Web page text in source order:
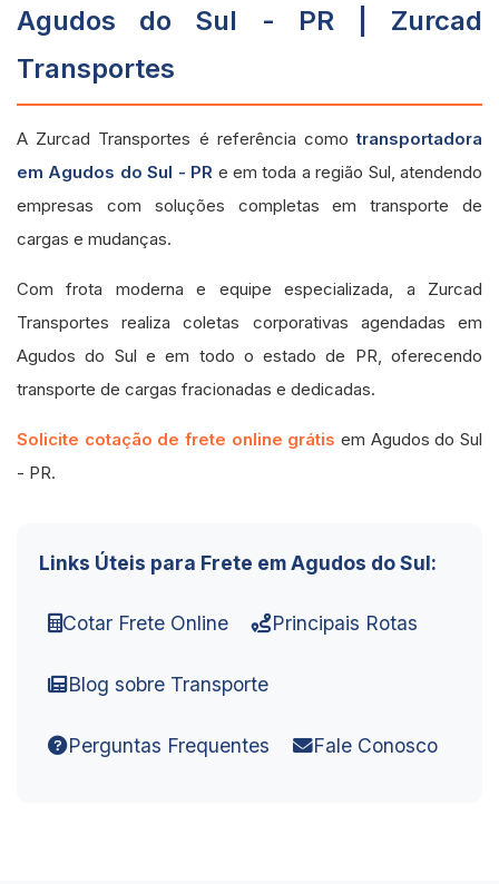
Agudos do Sul - PR | Zurcad
Transportes
A Zurcad Transportes é referência comotransportadora
em Agudos do Sul - PR e em toda a região Sul, atendendo
empresas com soluções completas em transporte de
cargas e mudanças.
Com frota moderna e equipe especializada, a Zurcad
Transportes realiza coletas corporativas agendadas em
Agudos do Sul e em todo o estado de PR, oferecendo
transporte de cargas fracionadas e dedicadas.
Solicite cotação de frete online grátis em Agudos do Sul
- PR.
Links Úteis para Frete em Agudos do Sul:
Cotar Frete Online Principais Rotas
Blog sobre Transporte
Perguntas Frequentes Fale Conosco